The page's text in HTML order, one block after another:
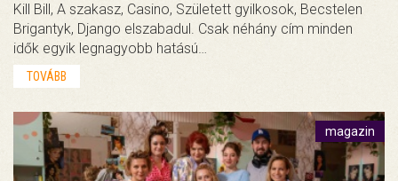
Kill Bill, A szakasz, Casino, Született gyilkosok, Becstelen
Brigantyk, Django elszabadul. Csak néhány cím minden
idők egyik legnagyobb hatású…
TOVÁBB
magazin